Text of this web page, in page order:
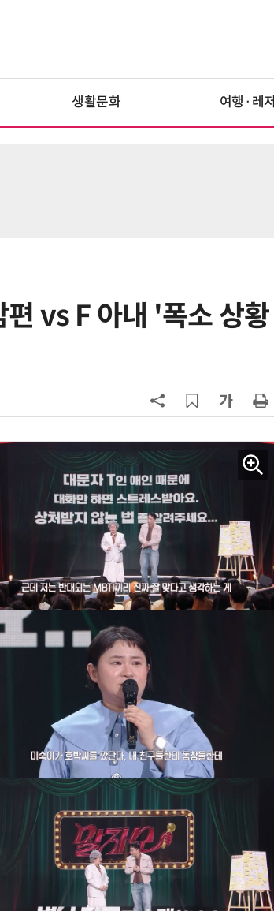
생활문화 여행·레저
vs F 아내 '폭소 상황
양자컴퓨팅 비즈니스·기술 입문 1-Day 워크샵 - 큐비트·양자 알고리듬·Qiskit 실습으로 이해하는 차세대